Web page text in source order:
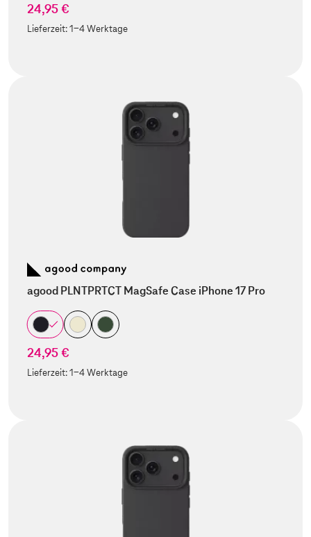
24,95 €
Lieferzeit:1-4 Werktage
agood PLNTPRTCT MagSafe Case iPhone 17 Pro
24,95 €
Lieferzeit:1-4 Werktage